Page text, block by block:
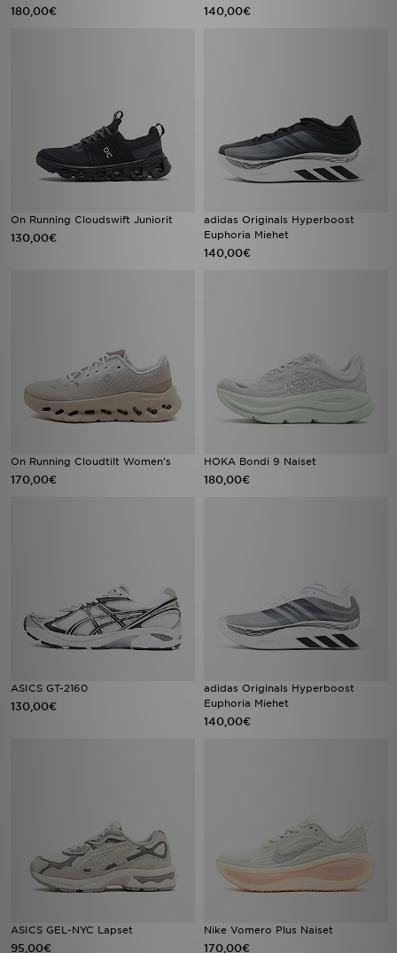
180,00€ 140,00€
On Running Cloudswift Juniorit
130,00€
adidas Originals Hyperboost
Euphoria Miehet
140,00€
On Running Cloudtilt Women's
170,00€
HOKA Bondi 9 Naiset
180,00€
ASICS GT-2160
130,00€
adidas Originals Hyperboost
Euphoria Miehet
140,00€
ASICS GEL-NYC Lapset
95,00€
Nike Vomero Plus Naiset
170,00€